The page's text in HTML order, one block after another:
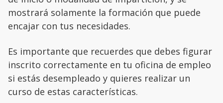
mostrará solamente la formación que puede
encajar con tus necesidades.
Es importante que recuerdes que debes figurar
inscrito correctamente en tu oficina de empleo
si estás desempleado y quieres realizar un
curso de estas características.